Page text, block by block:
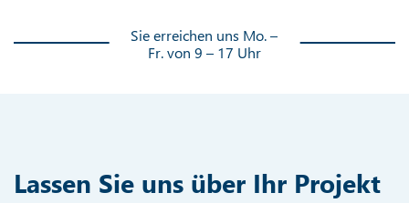
Sie erreichen uns Mo. –
Fr. von 9 – 17 Uhr
Lassen Sie uns über Ihr Projekt